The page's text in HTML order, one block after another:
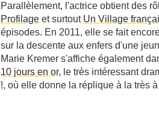
Parallèlement, l'actrice obtient des
Profilage et surtout Un Village
épisodes. En 2011, elle se fait
sur la descente aux enfers d'une
Marie Kremer s'affiche également
10 jours en or, le très intéressant
!, où elle donne la réplique à la très